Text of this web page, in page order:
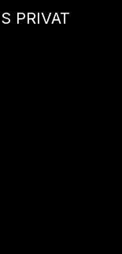
PRIVAT